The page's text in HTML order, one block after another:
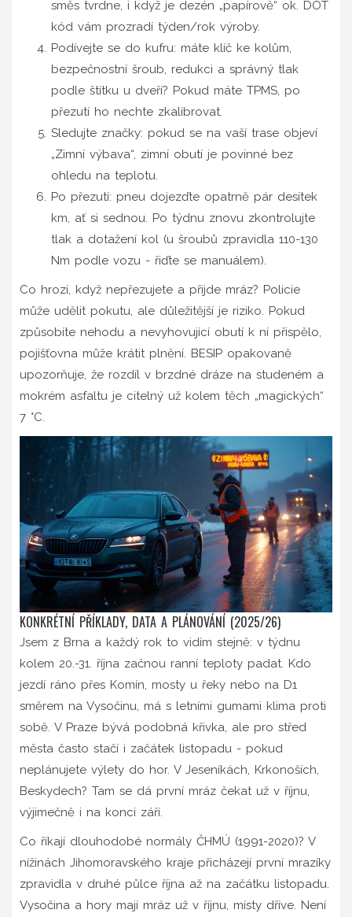
směs tvrdne, i když je dezén „papírově“ ok. DOT
kód vám prozradí týden/rok výroby.
Podívejte se do kufru: máte klíč ke kolům,
bezpečnostní šroub, redukci a správný tlak
podle štítku u dveří? Pokud máte TPMS, po
přezutí ho nechte zkalibrovat.
Sledujte značky: pokud se na vaší trase objeví
„Zimní výbava“, zimní obutí je povinné bez
ohledu na teplotu.
Po přezutí: pneu dojezďte opatrně pár desítek
km, ať si sednou. Po týdnu znovu zkontrolujte
tlak a dotažení kol (u šroubů zpravidla 110-130
Nm podle vozu - řiďte se manuálem).
Co hrozí, když nepřezujete a přijde mráz? Policie
může udělit pokutu, ale důležitější je riziko. Pokud
způsobíte nehodu a nevyhovující obutí k ní přispělo,
pojišťovna může krátit plnění. BESIP opakovaně
upozorňuje, že rozdíl v brzdné dráze na studeném a
mokrém asfaltu je citelný už kolem těch „magických“
7 °C.
KONKRÉTNÍ PŘÍKLADY, DATA A PLÁNOVÁNÍ (2025/26)
Jsem z Brna a každý rok to vidím stejně: v týdnu
kolem 20.-31. října začnou ranní teploty padat. Kdo
jezdí ráno přes Komín, mosty u řeky nebo na D1
směrem na Vysočinu, má s letními gumami klima proti
sobě. V Praze bývá podobná křivka, ale pro střed
města často stačí i začátek listopadu - pokud
neplánujete výlety do hor. V Jeseníkách, Krkonoších,
Beskydech? Tam se dá první mráz čekat už v říjnu,
výjimečně i na konci září.
Co říkají dlouhodobé normály ČHMÚ (1991-2020)? V
nížinách Jihomoravského kraje přicházejí první mrazíky
zpravidla v druhé půlce října až na začátku listopadu.
Vysočina a hory mají mráz už v říjnu, místy dříve. Není